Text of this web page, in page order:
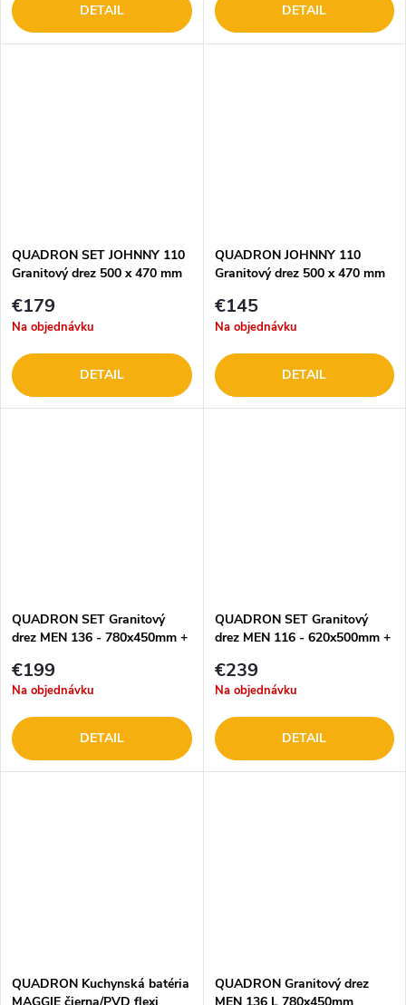
DETAIL DETAIL
QUADRON SET JOHNNY 110
Granitový drez 500 x 470 mm
€179
Na objednávku
DETAIL
QUADRON JOHNNY 110
Granitový drez 500 x 470 mm
€145
Na objednávku
DETAIL
QUADRON SET Granitový
drez MEN 136 - 780x450mm +
€199
Na objednávku
DETAIL
QUADRON SET Granitový
drez MEN 116 - 620x500mm +
krytka
€239
Na objednávku
DETAIL
QUADRON Kuchynská batéria
MAGGIE čierna/PVD flexi
QUADRON Granitový drez
MEN 136 L 780x450mm